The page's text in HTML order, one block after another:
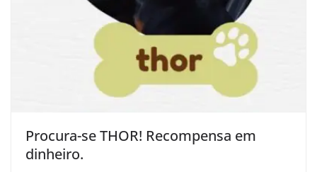
Procura-se THOR! Recompensa em
dinheiro.